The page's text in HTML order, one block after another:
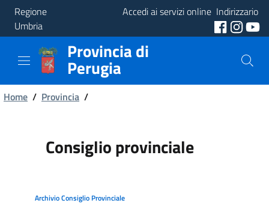
Regione
Umbria
Accedi ai servizi online Indirizzario
Provincia
Aree
Tematiche
Provincia di
Perugia
Briciole
Home / Provincia /
Consiglio provinciale
Archivio Consiglio Provinciale